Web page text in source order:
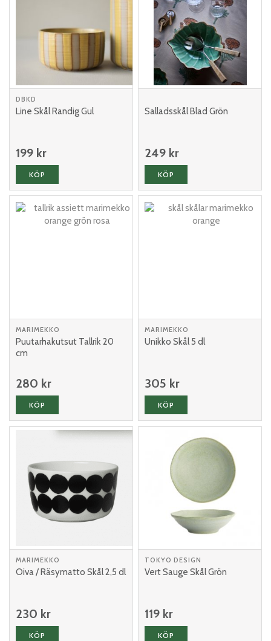
DBKD
Line Skål Randig Gul
199 kr
KÖP
Salladsskål Blad Grön
249 kr
KÖP
MARIMEKKO
Puutarhakutsut Tallrik 20
cm
280 kr
KÖP
MARIMEKKO
Unikko Skål 5 dl
305 kr
KÖP
MARIMEKKO
Oiva / Räsymatto Skål 2,5 dl
230 kr
KÖP
TOKYO DESIGN
Vert Sauge Skål Grön
119 kr
KÖP